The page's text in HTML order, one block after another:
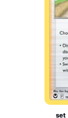
set